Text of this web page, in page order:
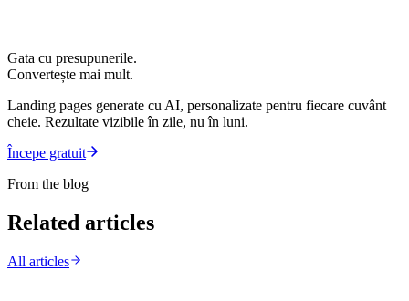
Gata cu presupunerile.
Convertește mai mult.
Landing pages generate cu AI, personalizate pentru fiecare cuvânt
cheie. Rezultate vizibile în zile, nu în luni.
Începe gratuit
From the blog
Related articles
All articles